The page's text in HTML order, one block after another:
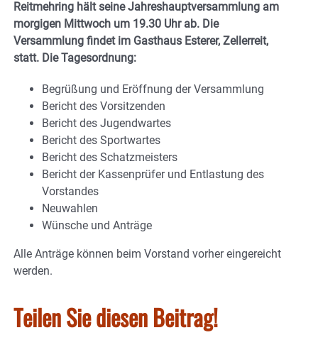
Reitmehring hält seine Jahreshauptversammlung am
morgigen Mittwoch um 19.30 Uhr ab. Die
Versammlung findet im Gasthaus Esterer, Zellerreit,
statt. Die Tagesordnung:
Begrüßung und Eröffnung der Versammlung
Bericht des Vorsitzenden
Bericht des Jugendwartes
Bericht des Sportwartes
Bericht des Schatzmeisters
Bericht der Kassenprüfer und Entlastung des
Vorstandes
Neuwahlen
Wünsche und Anträge
Alle Anträge können beim Vorstand vorher eingereicht
werden.
Teilen Sie diesen Beitrag!